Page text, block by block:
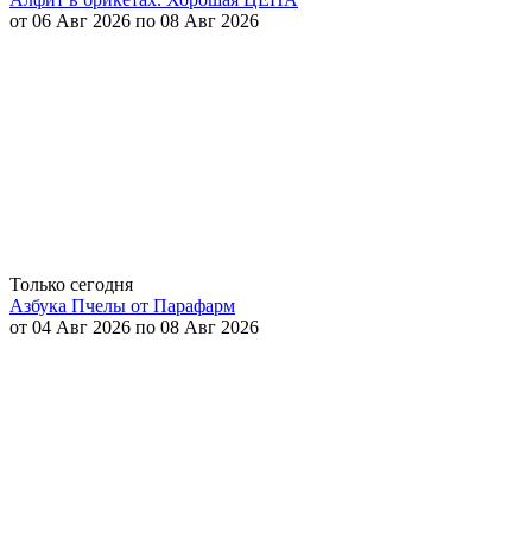
от 06 Авг 2026 по 08 Авг 2026
Только сегодня
Азбука Пчелы от Парафарм
от 04 Авг 2026 по 08 Авг 2026